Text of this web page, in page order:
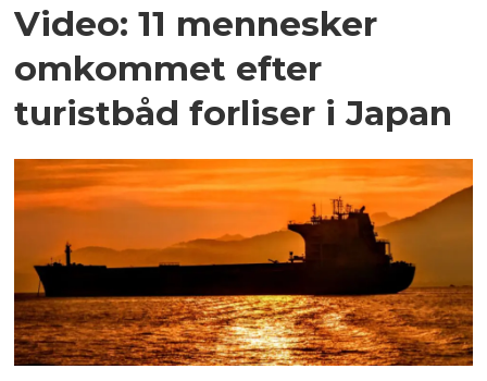
Video: 11 mennesker
omkommet efter
turistbåd forliser i Japan